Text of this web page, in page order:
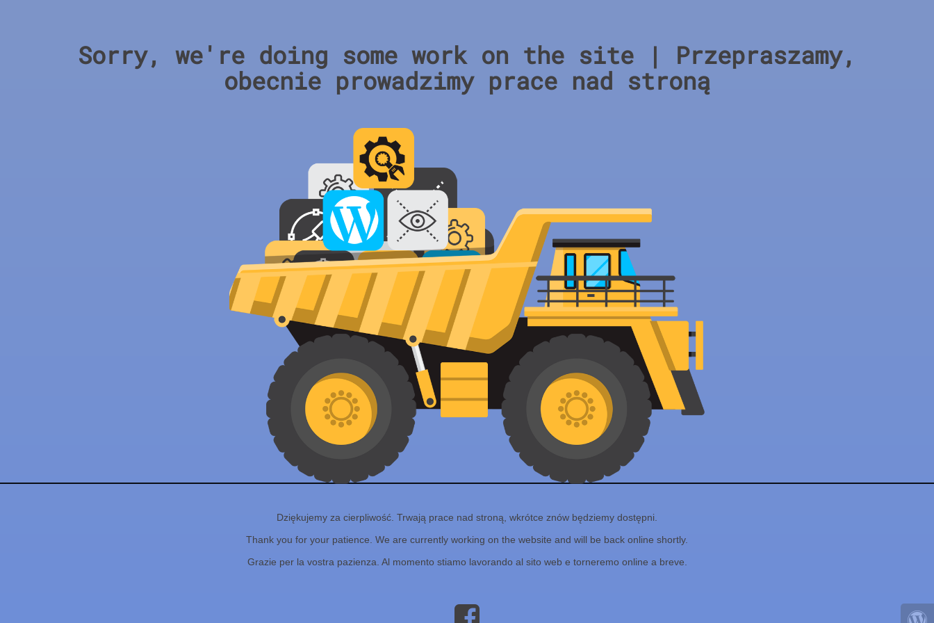
Sorry, we're doing some work on the site | Przepraszamy,
obecnie prowadzimy prace nad stroną
Dziękujemy za cierpliwość. Trwają prace nad stroną, wkrótce znów będziemy dostępni.
Thank you for your patience. We are currently working on the website and will be back online shortly.
Grazie per la vostra pazienza. Al momento stiamo lavorando al sito web e torneremo online a breve.